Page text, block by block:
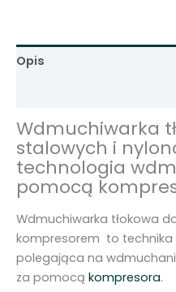
k
a
o
k
o
w
d
o
k
a
Opis
Wdmuchiwarka
stalowych i
technologia
pomocą
Wdmuchiwarka tłokowa
kompresorem to technika
polegająca na
za pomocą kompresora.